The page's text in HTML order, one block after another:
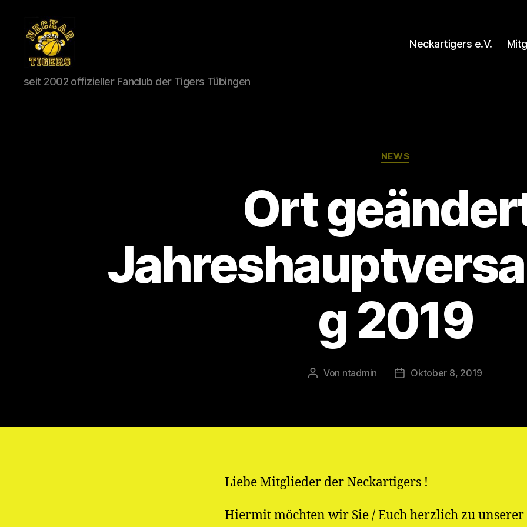
Neckar
Tigers
seit 2002 offizieller Fanclub der Tigers Tübingen
Neckartigers e.V.
Kategorien
NEWS
Ort
g 2019
Beitragsautor
Von ntadmin Veröffentlichungsdatum
Oktober 8, 2019
Liebe Mitglieder der Neckartigers !
Hiermit möchten wir Sie / Euch herzlich zu unserer